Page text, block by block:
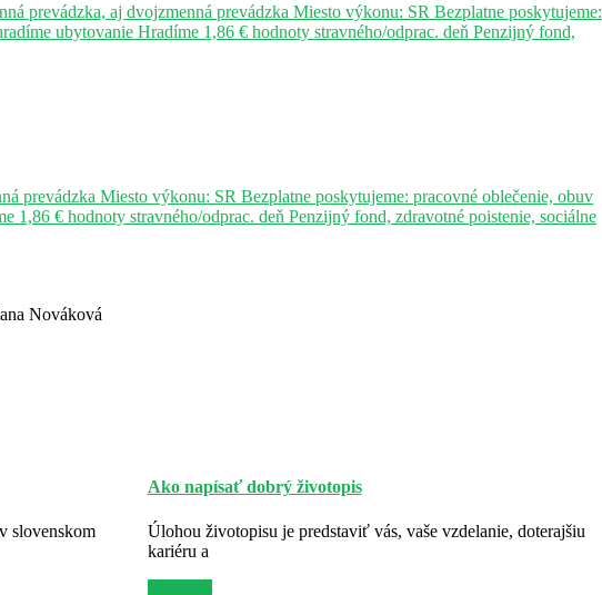
prevádzka, aj dvojzmenná prevádzka Miesto výkonu: SR Bezplatne poskytujeme:
ubytovanie Hradíme 1,86 € hodnoty stravného/odprac. deň Penzijný fond,
prevádzka Miesto výkonu: SR Bezplatne poskytujeme: pracovné oblečenie, obuv
1,86 € hodnoty stravného/odprac. deň Penzijný fond, zdravotné poistenie, sociálne
Nováková
slovenskom
Ako napísať dobrý životopis
Úlohou životopisu je predstaviť vás, vaše vzdelanie, doterajšiu
kariéru a